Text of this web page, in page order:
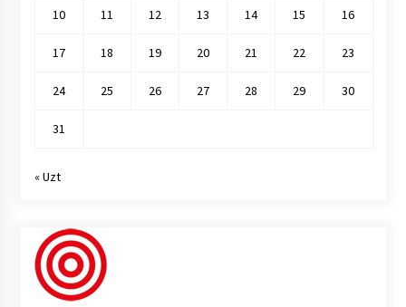
10 11 12 13 14 15 16
17 18 19 20 21 22 23
24 25 26 27 28 29 30
31
« Uzt